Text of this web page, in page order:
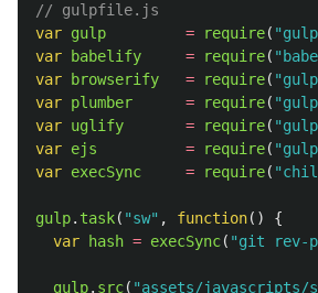
// gulpfile.js
var gulp = require( "gulp
var
babelify = require( "
var
browserify = require( "
var plumber = require( "
var uglify = require( "
var ejs = require( "
var execSync = require( "
gulp. task( "sw" , function()
{
var
hash = execSync( "git rev-
gulp. src( "assets/javascripts/